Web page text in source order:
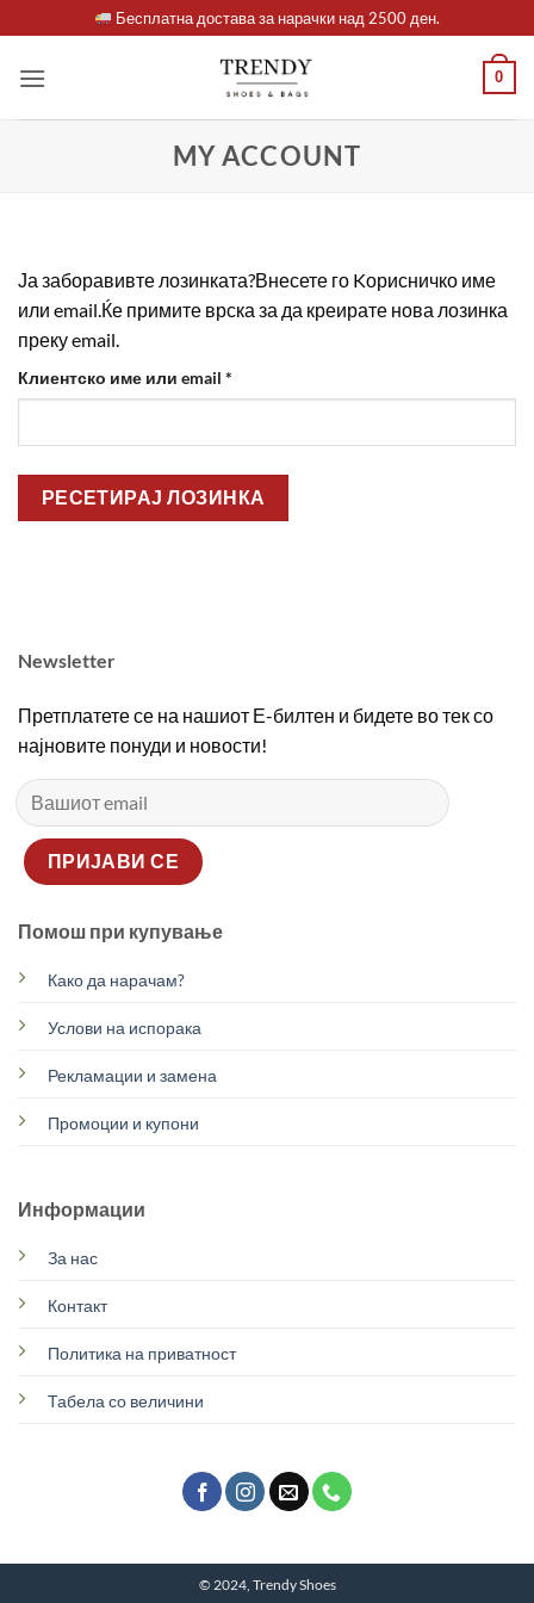
to
content
Бесплатна достава за нарачки над 2500 ден.
0
MY ACCOUNT
Ја заборавивте лозинката?Внесете го Kорисничко име
или email.Ќе примите врска за да креирате нова лозинка
преку email.
Клиентско име или email *
РЕСЕТИРАЈ ЛОЗИНКА
Newsletter
Претплатете се на нашиот Е-билтен и бидете во тек со
најновите понуди и новости!
Помош при купување
Како да нарачам?
Услови на испорака
Рекламации и замена
Промоции и купони
Информации
За нас
Контакт
Политика на приватност
Табела со величини
© 2024, Trendy Shoes